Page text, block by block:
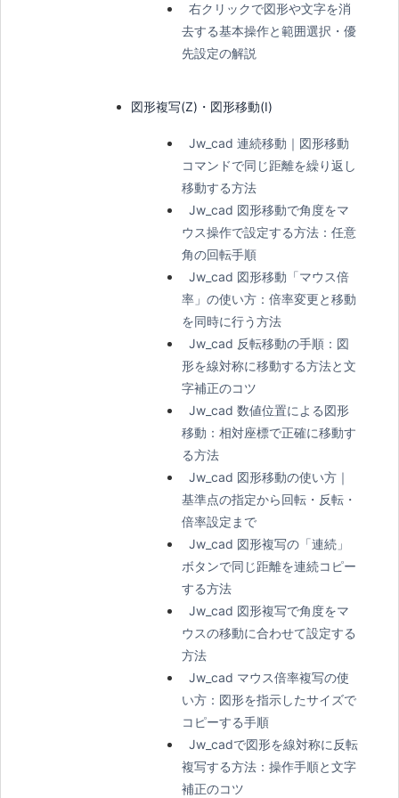
右クリックで図形や文字を消
去する基本操作と範囲選択・優
先設定の解説
図形複写(Z)・図形移動(I)
Jw_cad 連続移動｜図形移動
コマンドで同じ距離を繰り返し
移動する方法
Jw_cad 図形移動で角度をマ
ウス操作で設定する方法：任意
角の回転手順
Jw_cad 図形移動「マウス倍
率」の使い方：倍率変更と移動
を同時に行う方法
Jw_cad 反転移動の手順：図
形を線対称に移動する方法と文
字補正のコツ
Jw_cad 数値位置による図形
移動：相対座標で正確に移動す
る方法
Jw_cad 図形移動の使い方｜
基準点の指定から回転・反転・
倍率設定まで
Jw_cad 図形複写の「連続」
ボタンで同じ距離を連続コピー
する方法
Jw_cad 図形複写で角度をマ
ウスの移動に合わせて設定する
方法
Jw_cad マウス倍率複写の使
い方：図形を指示したサイズで
コピーする手順
Jw_cadで図形を線対称に反転
複写する方法：操作手順と文字
補正のコツ